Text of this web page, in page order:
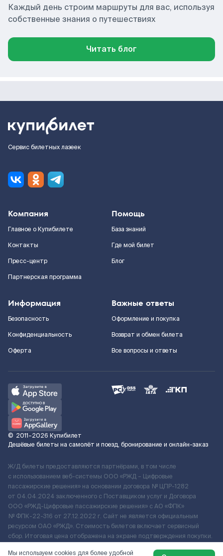
Каждый день строим маршруты для вас, используя
собственные знания о путешествиях
Читать блог
Сервис билетных лазеек
Компания
Главное о Купибилете
Контакты
Пресс-центр
Партнерская программа
Помощь
База знаний
Где мой билет
Блог
Информация
Безопасность
Конфиденциальность
Оферта
Важные ответы
Оформление и покупка
Возврат и обмен билета
Все вопросы и ответы
© 2011–2026 Купибилет
Дешёвые билеты на самолёт и поезд, бронирование и онлайн-заказ
Ж/Д билеты предоставляются партнёрами, в том числе
с использованием веб-системы ООО «РЖД – Цифровые
пассажирские решения» на основании договора № ЦПР-1282
от 04.04.2024 заключенного с Поставщиком услуг и Договора
ООО «РЖД-Цифровые пассажирские решения» c АО «ФПК»
№ ФПК-22-316 от 27.12.2022 г. Сайт не является официальным
ресурсом ОАО «РЖД». Стоимость билетов включает сервисный
сбор. Итоговая цена отображена на экране подтверждения покупки.
Мы используем cookies для более удобной